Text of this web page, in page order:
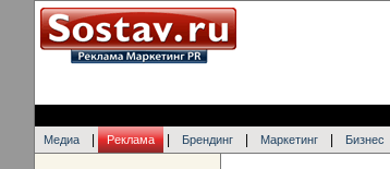
Медиа Реклама Брендинг Маркетинг Бизнес